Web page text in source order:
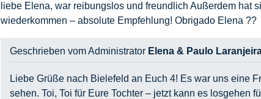
liebe Elena, war reibungslos und freundlich Außerdem hat
wiederkommen – absolute Empfehlung! Obrigado Elena ??
Geschrieben vom Administrator Elena & Paulo
Liebe Grüße nach Bielefeld an Euch 4! Es war uns eine
sehen. Toi, Toi für Eure Tochter – jetzt kann es losgehen